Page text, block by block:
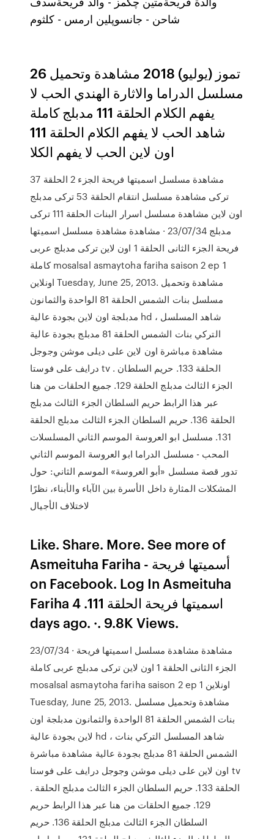
شاحن - جانسوپلين ارمس - كلثوم
26 تموز (يوليو) 2018 مشاهدة وتحميل
مسلسل الدراما والاثارة الهندي الحب لا
يفهم الكلام الحلقة 111 مدبلج كاملة
شاهد الحب لا يفهم الكلام الحلقة 111
اون لاين الحب لا يفهم الكلا
مشاهدة مسلسل اسميتها فريحة الجزء 2 الحلقة 37
تركى مشاهدة مسلسل انتقام الحلقة 53 تركى مدبلج
اون لاين مشاهدة مسلسل اسرار البنات الحلقة 111 تركى
مدبلج 23/07/34 · مشاهدة مشاهدة مسلسل اسميتها
فريحة الجزء الثانى الحلقة 1 اون لاين تركى مدبلج عربى
كاملة mosalsal asmaytoha fariha saison 2 ep 1
اونلاين Tuesday, June 25, 2013. مشاهدة وتحميل
مسلسل بنات الشمس الحلقة 81 الواحدة والثمانون
مدبلجة اون لاين بجودة عالية hd ، شاهد المسلسل
التركي بنات الشمس الحلقة 81 مدبلج بجودة عالية
مشاهدة مباشرة اون لاين على ديلى موشن وجوجل
درايف على فوستا tv . الحلقة 133. حريم السلطان
الجزء الثالث مدبلج الحلقة 129. جميع الحلقات من هنا
عبر هذا الرابط حريم السلطان الجزء الثالث مدبلج
الحلقة 136. حريم السلطان الجزء الثالث مدبلج الحلقة
131. مسلسل ابو العروسة الموسم الثاني المسلسلات
المحب - مسلسل الدراما ابو العروسة الموسم الثاني
تدور قصة مسلسل «أبو العروسة» الموسم الثاني: حول
المشكلات المثارة داخل الأسرة بين الآباء والأبناء، نظرًا
لاختلاف الأجيال
Like. Share. More. See more of
‎Asmeituha Fariha - أسميتها فريحة‎
on Facebook. Log In Asmeituha
Fariha اسميتها فريحة الحلقة 111. 4
days ago. ·. 9.8K Views.
23/07/34 · مشاهدة مشاهدة مسلسل اسميتها فريحة
الجزء الثانى الحلقة 1 اون لاين تركى مدبلج عربى كاملة
mosalsal asmaytoha fariha saison 2 ep 1 اونلاين
Tuesday, June 25, 2013. مشاهدة وتحميل مسلسل
بنات الشمس الحلقة 81 الواحدة والثمانون مدبلجة اون
لاين بجودة عالية hd ، شاهد المسلسل التركي بنات
الشمس الحلقة 81 مدبلج بجودة عالية مشاهدة مباشرة
اون لاين على ديلى موشن وجوجل درايف على فوستا tv
. الحلقة 133. حريم السلطان الجزء الثالث مدبلج الحلقة
129. جميع الحلقات من هنا عبر هذا الرابط حريم
السلطان الجزء الثالث مدبلج الحلقة 136. حريم